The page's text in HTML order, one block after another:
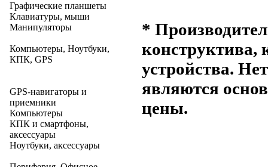
Графические планшеты
Клавиатуры, мыши
Манипуляторы
Компьютеры, Ноутбуки,
КПК, GPS
GPS-навигаторы и
приемники
Компьютеры
КПК и смартфоны,
аксессуары
Ноутбуки, аксессуары
*
конструктива,
устройства.
являются
цены.